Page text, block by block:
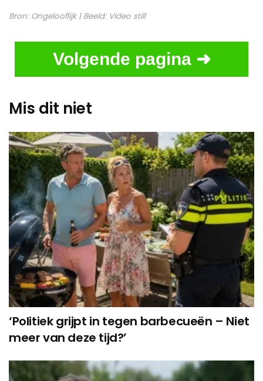
Bron: Ongelooflijk| Beeld: Video still
Volgende pagina ➜
Mis dit niet
‘Politiek grijpt in tegen barbecueën – Niet
meer van deze tijd?’